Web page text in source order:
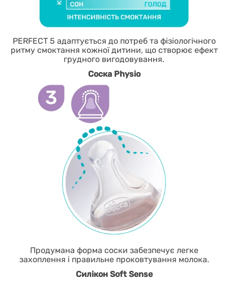
PERFECT 5 адаптується до потреб та фізіологічного
ритму смоктання кожної дитини, що створює ефект
грудного вигодовування.
Соска Physio
Продумана форма соски забезпечує легке
захоплення і правильне проковтування молока.
Силікон Soft Sense